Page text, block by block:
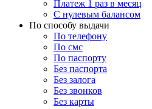
Платеж 1 раз в месяц
C нулевым балансом
По способу выдачи
По телефону
По смс
По паспорту
Без паспорта
Без залога
Без звонков
Без карты